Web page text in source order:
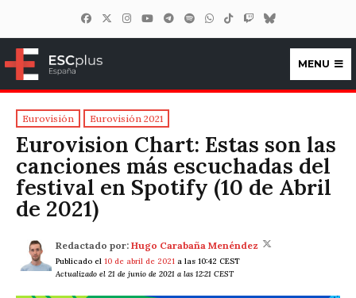
ESCplus España
MENU
Eurovisión Eurovisión 2021
Eurovision Chart: Estas son las
canciones más escuchadas del
festival en Spotify (10 de Abril
de 2021)
Redactado por: Hugo Carabaña Menéndez
Publicado el 10 de abril de 2021 a las 10:42 CEST
Actualizado el 21 de junio de 2021 a las 12:21 CEST